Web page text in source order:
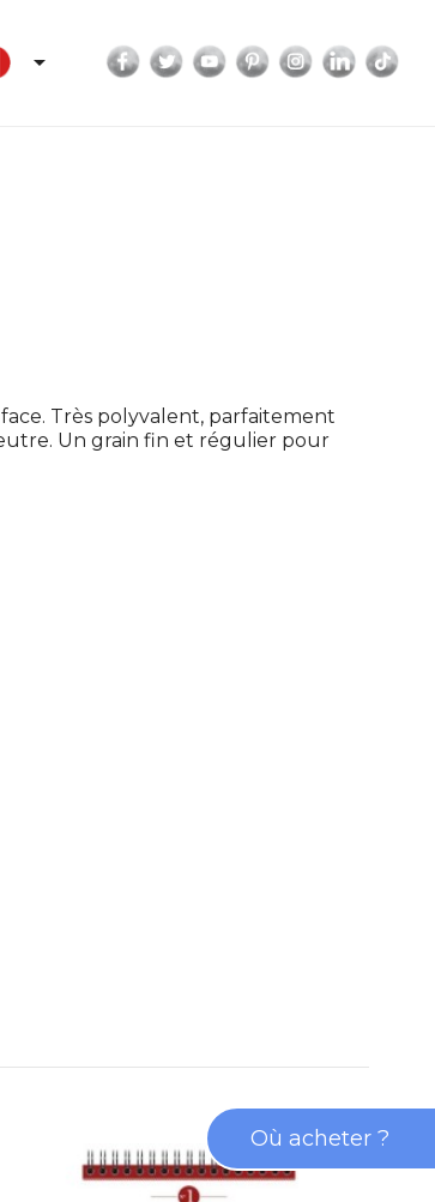
 Facebook
TwitterYouTubePinterestInstagram
Très polyvalent, parfaitement
Un grain fin et régulier pour
Où acheter ?